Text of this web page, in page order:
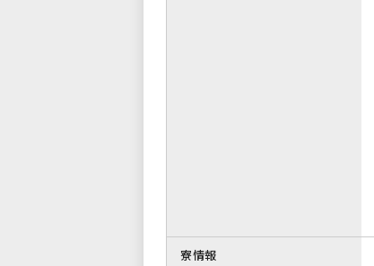
寮情報